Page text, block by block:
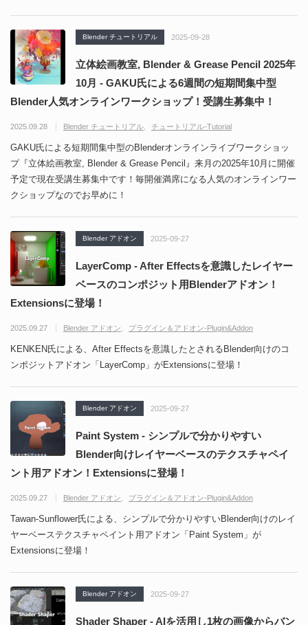
Blender チュートリアル 2025-09-28
立体絵画教室, Blender & Grease Pencil 2025年
10月 - GAKU氏による6週間の短期間集中型
Blender人気オンラインワークショップ！受講生募集中！
2025.09.28 Blender チュートリアル チュートリアル-Tutorial
GAKU氏による短期間集中型のBlenderオンラインライブワークショッ
プ『立体絵画教室, Blender & Grease Pencil』来月の2025年10月に開催
予定で現在受講生募集中です！毎開催満席になる人気のオンラインワー
クショップなのでお早めに！
Blender アドオン 2025-09-27
LayerComp - After Effectsを意識したレイヤー
ベースのコンポジット用Blenderアドオン！
Extensionsに登場！
2025.09.27 Blender アドオン プラグイン＆アドオン-Plugin&Addon
KENKEN氏による、After Effectsを意識したとされるBlender向けのコ
ンポジットアドオン「LayerComp」がExtensionsに登場！
Blender アドオン 2025-09-27
Paint System - シンプルで分かりやすい
Blender向けレイヤーベースのテクスチャペイ
ント用アドオン！Extensionsに登場！
2025.09.27 Blender アドオン プラグイン＆アドオン-Plugin&Addon
Tawan-Sunflower氏による、シンプルで分かりやすいBlender向けのレイ
ヤーベーステクスチャペイント用アドオン「Paint System」が
Extensionsに登場！
Blender アドオン 2025-09-27
Shader Shaper - AIを活用し1枚の画像からバン